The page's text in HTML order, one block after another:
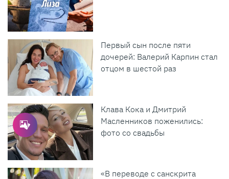
Первый сын после пяти
дочерей: Валерий Карпин стал
отцом в шестой раз
Клава Кока и Дмитрий
Масленников поженились:
фото со свадьбы
«В переводе с санскрита